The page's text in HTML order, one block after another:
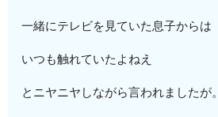
一緒にテレビを見ていた息子からは
いつも触れていたよねえ
とニヤニヤしながら言われましたが。